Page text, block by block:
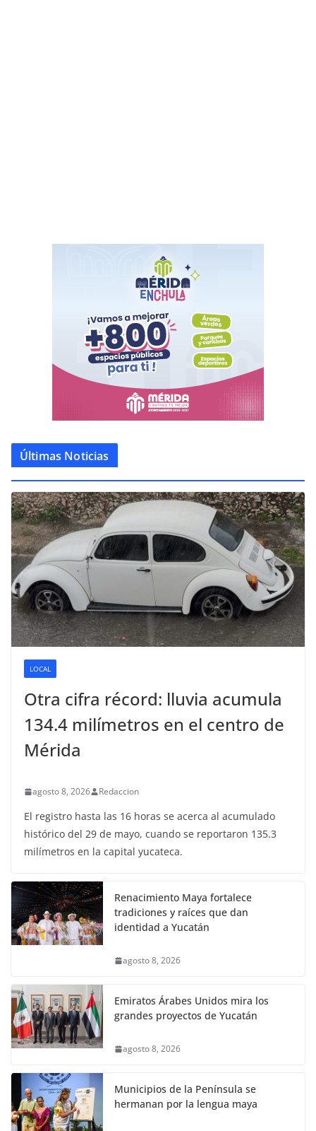
Últimas Noticias
LOCAL
Otra cifra récord: lluvia acumula
134.4 milímetros en el centro de
Mérida
agosto 8, 2026 Redaccion
El registro hasta las 16 horas se acerca al acumulado
histórico del 29 de mayo, cuando se reportaron 135.3
milímetros en la capital yucateca.
Renacimiento Maya fortalece
tradiciones y raíces que dan
identidad a Yucatán
agosto 8, 2026
Emiratos Árabes Unidos mira los
grandes proyectos de Yucatán
agosto 8, 2026
Municipios de la Península se
hermanan por la lengua maya